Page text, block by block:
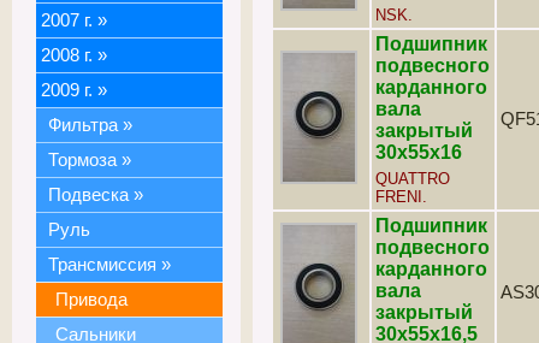
2007 г. »
2008 г. »
2009 г. »
Фильтра »
Тормоза »
Подвеска »
Руль
Трансмиссия »
Привода
Сальники
NSK.
Подшипник
подвесного
карданного
вала
закрытый
30х55х16
QUATTRO
FRENI.
Подшипник
подвесного
карданного
вала
закрытый
30х55х16,5